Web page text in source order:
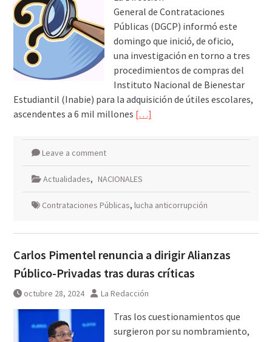
General de Contrataciones
Públicas (DGCP) informó este
domingo que inició, de oficio,
una investigación en torno a tres
procedimientos de compras del
Instituto Nacional de Bienestar
Estudiantil (Inabie) para la adquisición de útiles escolares,
ascendentes a 6 mil millones […]
Leave a comment
Actualidades, NACIONALES
Contrataciones Públicas, lucha anticorrupción
Carlos Pimentel renuncia a dirigir Alianzas
Público-Privadas tras duras críticas
octubre 28, 2024 La Redacción
Tras los cuestionamientos que
surgieron por su nombramiento,